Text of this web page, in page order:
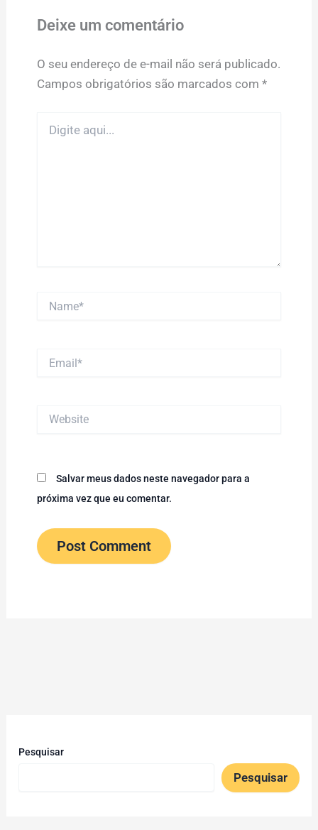
Deixe um comentário
O seu endereço de e-mail não será publicado.
Campos obrigatórios são marcados com *
aqui...
Salvar meus dados neste navegador para a
próxima vez que eu comentar.
Pesquisar
Pesquisar